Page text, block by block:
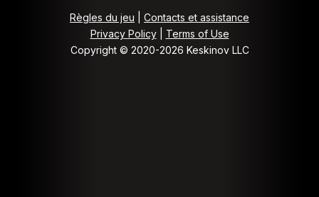
Règles du jeu
Contacts et assistance
Privacy Policy| Terms of Use
Copyright © 2020-2026 Keskinov LLC